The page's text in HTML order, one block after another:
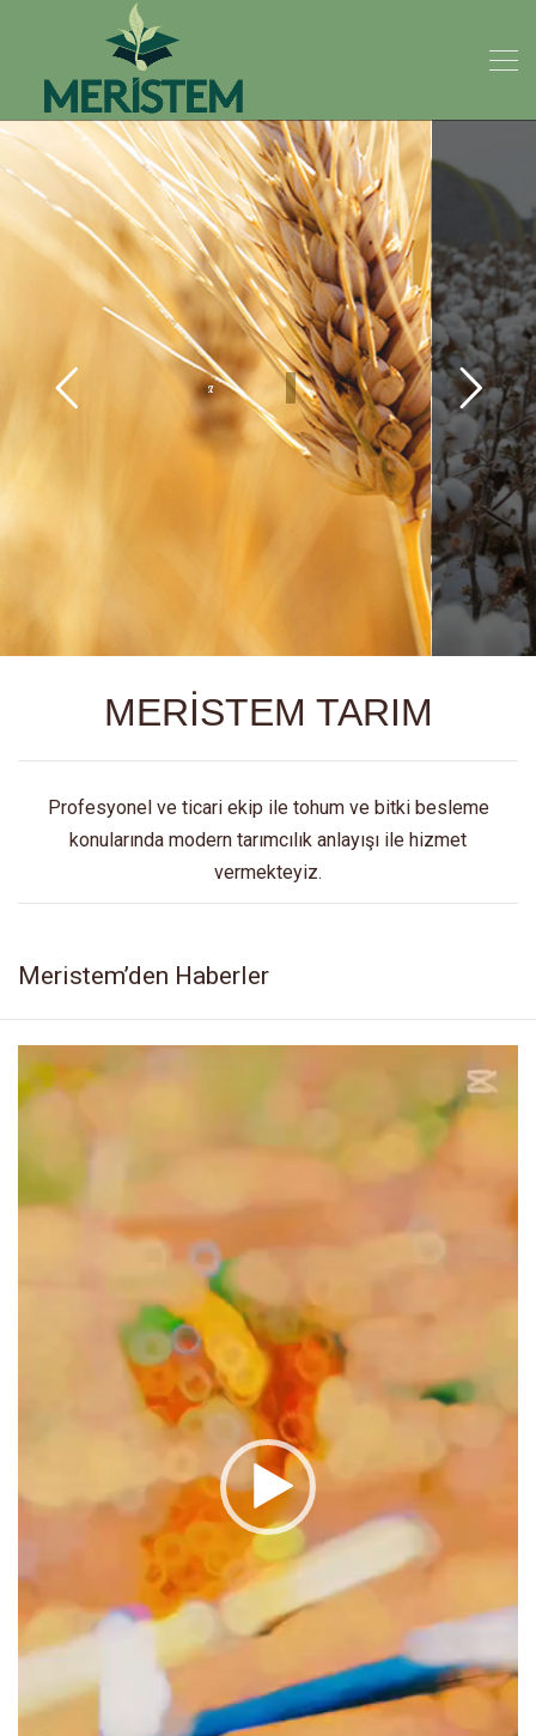
MERİSTEM TARIM
Profesyonel ve ticari ekip ile tohum ve bitki besleme
konularında modern tarımcılık anlayışı ile hizmet
vermekteyiz.
Meristem’den Haberler